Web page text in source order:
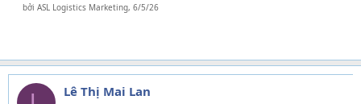
bởiASL Logistics Marketing,6/5/26
Lê Thị Mai Lan